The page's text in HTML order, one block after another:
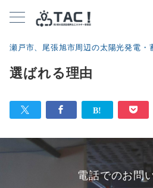
選ばれる理由
電話でのお問